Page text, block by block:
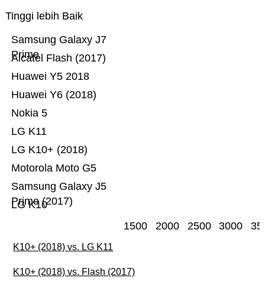
Tinggi lebih Baik
LG K10
Samsung Galaxy J5
Prime (2017)
Motorola Moto G5
LG K10+ (2018)
LG K11
Nokia 5
Huawei Y6 (2018)
Huawei Y5 2018
Alcatel Flash (2017)
Samsung Galaxy J7
Prime
1500 2000 2500 3000
K10+ (2018) vs. LG K11
K10+ (2018) vs. Flash (2017)